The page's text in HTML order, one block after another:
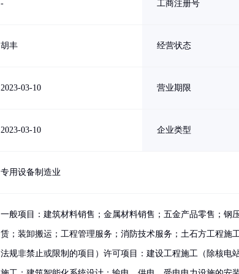
- 工商注册号
胡丰 经营状态
2023-03-10 营业期限
2023-03-10 企业类型
专用设备制造业
一般项目：建筑材料销售；金属材料销售；五金产品零售；钢
赁；装卸搬运；工程管理服务；消防技术服务；土石方工程施
法规非禁止或限制的项目）许可项目：建设工程施工（除核电